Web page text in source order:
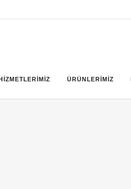
HİZMETLERİMİZ ÜRÜNLERİMİZ